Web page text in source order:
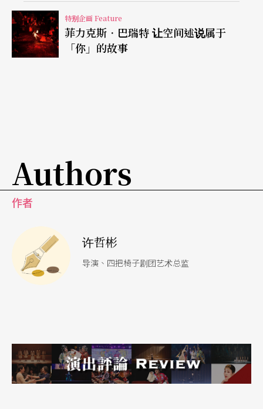
场里观众的舒适圈（Comfort Zone）被打破，取而
代之的是真实的情绪——好奇、兴奋、大笑，或是愤
怒离席。艾契尔和他的伙伴们从来都不满足于「说
成为时廿四小时的演出；场上的表演者准备了两千
多个问题，随机地询问彼此与观众。艾契尔以无从
且透过马拉松式的重复和观众的真实参与，意在藉
著这荒谬的「游戏」探讨人类对于知识和真相的追
求。又或者是，启发自中国文化大革命时的人民批
色」和「表演者」的界线，更直接地碰触剧场艺术
的虚实辩证，始终是艾契尔和「强迫娱乐」的创作
标记。
特别企画 Feature
菲力克斯．巴瑞特 让空间述说属于
「你」的故事
Authors
作者
许哲彬
导演、四把椅子剧团艺术总监